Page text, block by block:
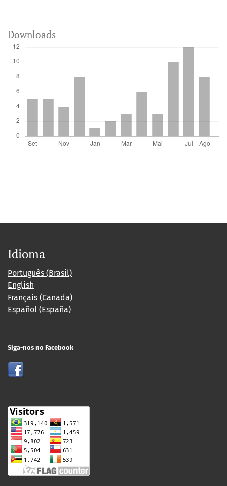
Downloads
Idioma
Português (Brasil)
English
Français (Canada)
Español (España)
Siga-nos no Facebook